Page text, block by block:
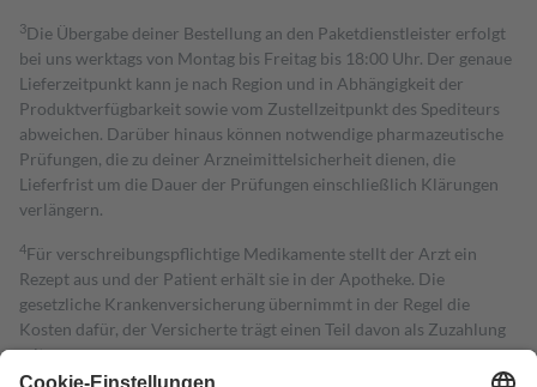
3Die Übergabe deiner Bestellung an den Paketdienstleister erfolgt
bei uns werktags von Montag bis Freitag bis 18:00 Uhr. Der genaue
Lieferzeitpunkt kann je nach Region und in Abhängigkeit der
Produktverfügbarkeit sowie vom Zustellzeitpunkt des Spediteurs
abweichen. Darüber hinaus können notwendige pharmazeutische
Prüfungen, die zu deiner Arzneimittelsicherheit dienen, die
Lieferfrist um die Dauer der Prüfungen einschließlich Klärungen
verlängern.
4Für verschreibungspflichtige Medikamente stellt der Arzt ein
Rezept aus und der Patient erhält sie in der Apotheke. Die
gesetzliche Krankenversicherung übernimmt in der Regel die
Kosten dafür, der Versicherte trägt einen Teil davon als Zuzahlung
mit.
Grundsätzlich leisten Mitglieder Zuzahlungen in Höhe von zehn